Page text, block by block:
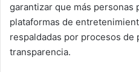
garantizar que más personas
plataformas de
respaldadas por procesos
transparencia.